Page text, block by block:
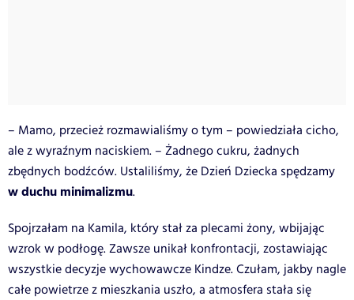
– Mamo, przecież rozmawialiśmy o tym – powiedziała cicho,
ale z wyraźnym naciskiem. – Żadnego cukru, żadnych
zbędnych bodźców. Ustaliliśmy, że Dzień Dziecka spędzamy
w duchu minimalizmu.
Spojrzałam na Kamila, który stał za plecami żony, wbijając
wzrok w podłogę. Zawsze unikał konfrontacji, zostawiając
wszystkie decyzje wychowawcze Kindze. Czułam, jakby nagle
całe powietrze z mieszkania uszło, a atmosfera stała się